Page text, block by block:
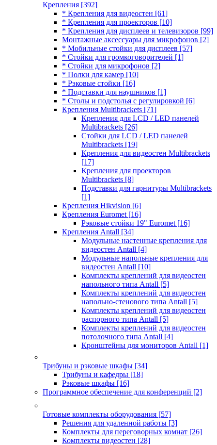
Крепления [392]
* Крепления для видеостен [61]
* Крепления для проекторов [10]
* Крепления для дисплеев и телевизоров [99]
Монтажные аксессуары для микрофонов [2]
* Мобильные стойки для дисплеев [57]
* Стойки для громкоговорителей [1]
* Стойки для микрофонов [2]
* Полки для камер [10]
* Рэковые стойки [16]
* Подставки для наушников [1]
* Столы и подстолья с регулировкой [6]
Крепления Multibrackets [71]
Крепления для LCD / LED панелей
Multibrackets [26]
Стойки для LCD / LED панелей
Multibrackets [19]
Крепления для видеостен Multibrackets
[17]
Крепления для проекторов
Multibrackets [8]
Подставки для гарнитуры Multibrackets
[1]
Крепления Hikvision [6]
Крепления Euromet [16]
Рэковые стойки 19" Euromet [16]
Крепления Antall [34]
Модульные настенные крепления для
видеостен Antall [4]
Модульные напольные крепления для
видеостен Antall [10]
Комплекты креплений для видеостен
напольного типа Antall [5]
Комплекты креплений для видеостен
напольно-стенового типа Antall [5]
Комплекты креплений для видеостен
распорного типа Antall [5]
Комплекты креплений для видеостен
потолочного типа Antall [4]
Кронштейны для мониторов Antall [1]
Трибуны и рэковые шкафы [34]
Трибуны и кафедры [18]
Рэковые шкафы [16]
Программное обеспечение для конференций [2]
Готовые комплекты оборудования [57]
Решения для удаленной работы [3]
Комплекты для переговорных комнат [26]
Комплекты видеостен [28]